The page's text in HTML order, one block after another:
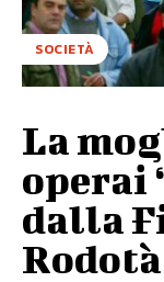
SOCIETÀ
La
operai
dalla
Rodotà